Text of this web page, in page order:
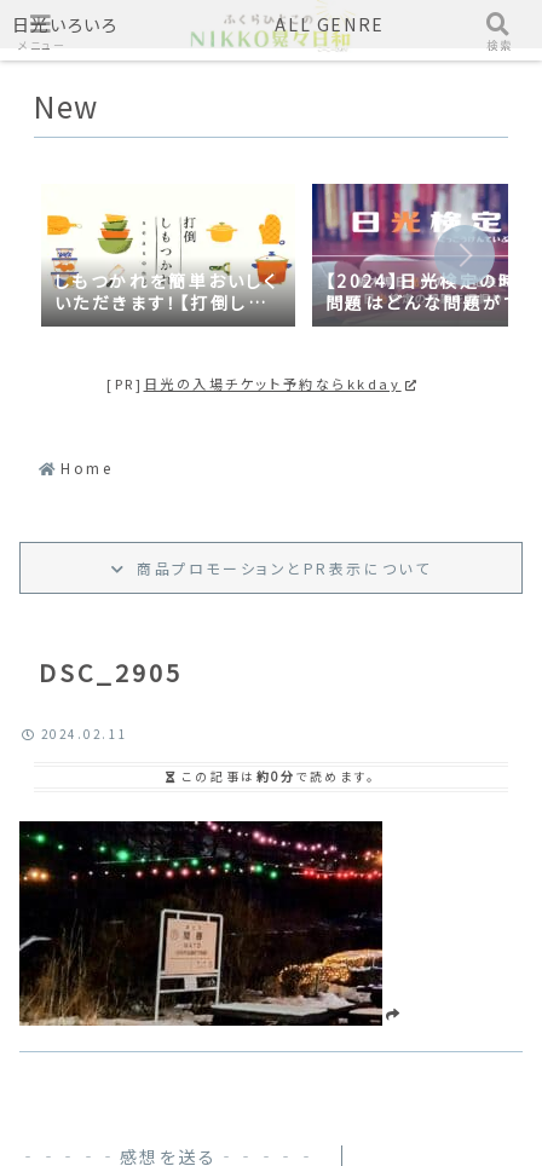
日光いろいろ ALL GENRE
New
しもつかれを簡単おいしく
いただきます！【打倒しも
つかれｓｅａｓｏｎ２】
【2024】日光検定の時事
問題はどんな問題がでる
の？2023年の時事問題
[PR] 日光の入場チケット予約ならkkday
Home
商品プロモーション と PR 表示 について
DSC_2905
2024.02.11
この記事は 約0分 で読めます。
‐‐‐‐‐感想を送る‐‐‐‐‐
メニュー 検索